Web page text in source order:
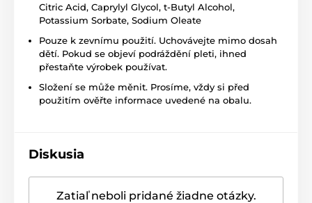
Citric Acid, Caprylyl Glycol, t-Butyl Alcohol,
Potassium Sorbate, Sodium Oleate
Pouze k zevnímu použití. Uchovávejte mimo dosah
dětí. Pokud se objeví podráždění pleti, ihned
přestaňte výrobek používat.
Složení se může měnit. Prosíme, vždy si před
použitím ověřte informace uvedené na obalu.
Diskusia
Zatiaľ neboli pridané žiadne otázky.